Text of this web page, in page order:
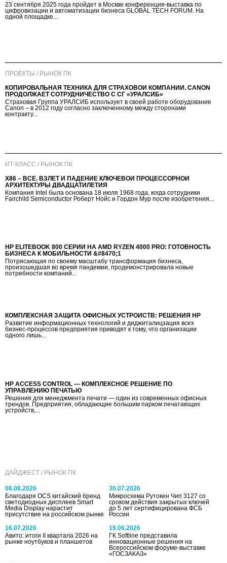
23 сентября 2025 года пройдет в Москве конференция-выставка по
цифровизации и автоматизации бизнеса GLOBAL TECH FORUM. На
одной площадке...
ПРОЕКТЫ / РЫНОК ПК
КОПИРОВАЛЬНАЯ ТЕХНИКА ДЛЯ СТРАХОВОЙ КОМПАНИИ. CANON
ПРОДОЛЖАЕТ СОТРУДНИЧЕСТВО С СГ «УРАЛСИБ»
Страховая Группа УРАЛСИБ использует в своей работе оборудование
Canon – в 2012 году согласно заключенному между сторонами
контракту...
ИТ-КЛАСС / РЫНОК ПК
X86 – ВСЁ. ВЗЛЕТ И ПАДЕНИЕ КЛЮЧЕВОЙ ПРОЦЕССОРНОЙ
АРХИТЕКТУРЫ ДВАДЦАТИЛЕТИЯ
Компания Intel была основана 18 июля 1968 года, когда сотрудники
Fairchild Semiconductor Роберт Нойс и Гордон Мур после изобретения...
HP ELITEBOOK 800 СЕРИИ НА AMD RYZEN 4000 PRO: ГОТОВНОСТЬ
БИЗНЕСА К МОБИЛЬНОСТИ &#8470;1
Потрясающая по своему масштабу трансформация бизнеса,
произошедшая во время пандемии, продемонстрировала новые
потребности компаний...
КОМПЛЕКСНАЯ ЗАЩИТА ОФИСНЫХ УСТРОЙСТВ: РЕШЕНИЯ HP
Развитие информационных технологий и диджиталицзация всех
бизнес-процессов предприятия приводят к тому, что организации
одного лишь...
HP ACCESS CONTROL — КОМПЛЕКСНОЕ РЕШЕНИЕ ПО
УПРАВЛЕНИЮ ПЕЧАТЬЮ
Решения для менеджмента печати — один из современных офисных
трендов. Предприятия, обладающие большим парком печатающих
устройств,...
ДАЙДЖЕСТ / РЫНОК ПК
06.08.2026
Благодаря OCS китайский бренд
светодиодных дисплеев Smart
Media Display нарастит
присутствие на российском рынке
30.07.2026
Микросхема Рутокен Чип 3127 со
сроком действия закрытых ключей
до 5 лет сертифицирована ФСБ
России
16.07.2026
Авито: итоги II квартала 2026 на
рынке ноутбуков и планшетов
19.06.2026
ГК Softline представила
инновационные решения на
Всероссийском форуме-выставке
«ГОСЗАКАЗ»